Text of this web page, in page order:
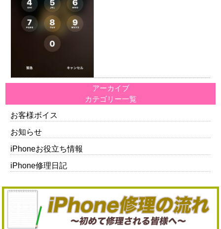
アーカイブ
カテゴリー一覧
お客様ボイス
お知らせ
iPhoneお役立ち情報
iPhone修理日記